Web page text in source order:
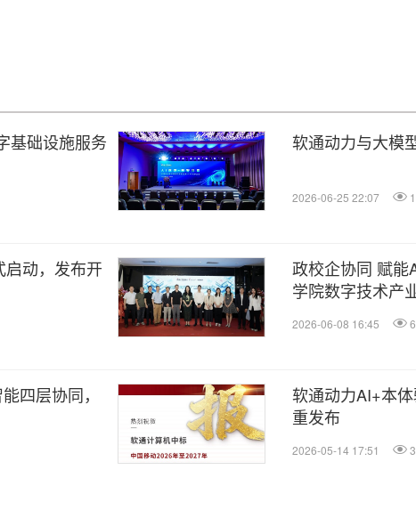
基础设施服务
软通动力与大模
2026-06-25 22:07
动，发布开
政校企协同 赋能
学院数字技术产
2026-06-08 16:45
四层协同，
软通动力AI+本
重发布
2026-05-14 17:51